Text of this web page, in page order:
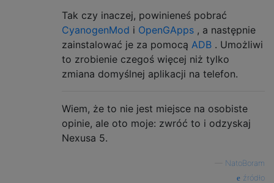
Tak czy inaczej, powinieneś pobrać
CyanogenMod i OpenGApps , a następnie
zainstalować je za pomocą ADB . Umożliwi
to zrobienie czegoś więcej niż tylko
zmiana domyślnej aplikacji na telefon.
Wiem, że to nie jest miejsce na osobiste
opinie, ale oto moje: zwróć to i odzyskaj
Nexusa 5.
NatoBoram
źródło